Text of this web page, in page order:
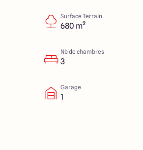
4.7
Surface Terrain
680 m²
Nb de chambres
3
Garage
1